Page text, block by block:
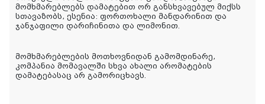
მომხმარებლებს დამატებით ორ განსხვავებულ მიქსს
სთავაზობს, ესენია: ფორთოხალი მანდარინით და
ჯანჯაფილი დარიჩინითა და ლიმონით.
მომხმარებლების მოთხოვნიდან გამომდინარე,
კომპანია მომავალში სხვა ახალი არომატების
დამატებასაც არ გამორიცხავს.